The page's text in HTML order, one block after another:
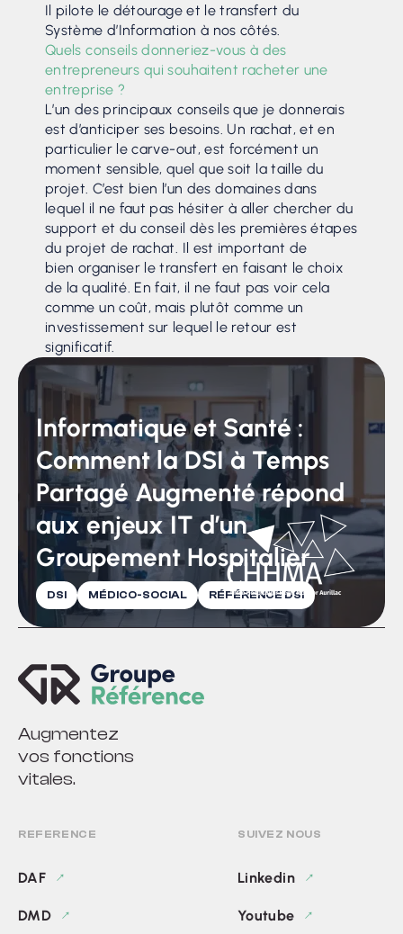
Il pilote le détourage et le transfert du
Système d’Information à nos côtés.
Quels conseils donneriez-vous à des
entrepreneurs qui souhaitent racheter une
entreprise ?
L’un des principaux conseils que je donnerais
est d’anticiper ses besoins. Un rachat, et en
particulier le carve-out, est forcément un
moment sensible, quel que soit la taille du
projet. C’est bien l’un des domaines dans
lequel il ne faut pas hésiter à aller chercher du
support et du conseil dès les premières étapes
du projet de rachat. Il est important de
bien organiser le transfert en faisant le choix
de la qualité. En fait, il ne faut pas voir cela
comme un coût, mais plutôt comme un
investissement sur lequel le retour est
significatif.
Informatique et Santé :
Comment la DSI à Temps
Partagé Augmenté répond
aux enjeux IT d’un
Groupement Hospitalier
DSI MÉDICO-SOCIAL RÉFÉRENCE DSI
Augmentez
vos fonctions
vitales.
REFERENCE
DAF
DMD
SUIVEZ NOUS
Linkedin
Youtube